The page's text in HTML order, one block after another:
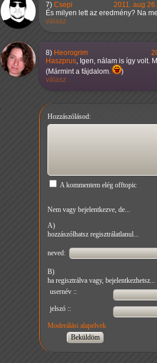
7) Csepi
2011. aug
És milyen lett az eredmény? Na
válasz
8) Heorogrim
Haszprus, Igen, nálam is így volt.
(Mármint a fájdalom.
)
válasz
Hozzászólásod:
A kommentem elég offtopic
Nem vagy bejelentkezve, de...
A)
hozzászólhatsz regisztrálatlanul...
neved:
B)
ha regisztrálva vagy, bejelentkezhetsz...
usernév ::
jelszó ::
Moderálási alapelvek